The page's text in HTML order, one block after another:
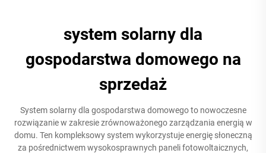
system solarny dla
gospodarstwa domowego na
sprzedaż
System solarny dla gospodarstwa domowego to nowoczesne
rozwiązanie w zakresie zrównoważonego zarządzania energią w
domu. Ten kompleksowy system wykorzystuje energię słoneczną
za pośrednictwem wysokosprawnych paneli fotowoltaicznych,